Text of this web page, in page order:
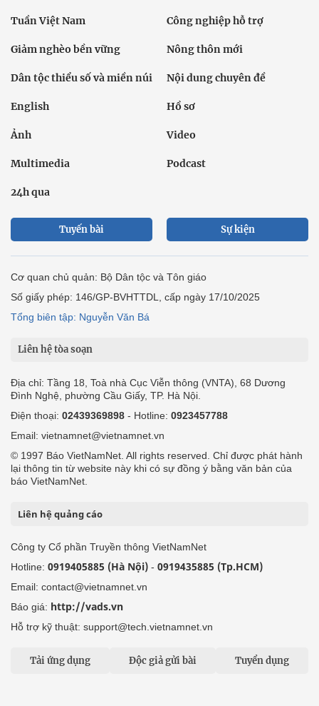
Tuần Việt Nam Công nghiệp hỗ trợ
Giảm nghèo bền vững Nông thôn mới
Dân tộc thiểu số và miền núi Nội dung chuyên đề
English Hồ sơ
Ảnh Video
Multimedia Podcast
24h qua
Tuyến bài Sự kiện
Cơ quan chủ quản: Bộ Dân tộc và Tôn giáo
Số giấy phép: 146/GP-BVHTTDL, cấp ngày 17/10/2025
Tổng biên tập: Nguyễn Văn Bá
Liên hệ tòa soạn
Địa chỉ: Tầng 18, Toà nhà Cục Viễn thông (VNTA), 68 Dương
Đình Nghệ, phường Cầu Giấy, TP. Hà Nội.
Điện thoại: 02439369898 - Hotline: 0923457788
Email: vietnamnet@vietnamnet.vn
© 1997 Báo VietNamNet. All rights reserved. Chỉ được phát hành
lại thông tin từ website này khi có sự đồng ý bằng văn bản của
báo VietNamNet.
Liên hệ quảng cáo
Công ty Cổ phần Truyền thông VietNamNet
Hotline: 0919405885 (Hà Nội) - 0919435885 (Tp.HCM)
Email: contact@vietnamnet.vn
Báo giá: http://vads.vn
Hỗ trợ kỹ thuật: support@tech.vietnamnet.vn
Tải ứng dụng Độc giả gửi bài Tuyển dụng